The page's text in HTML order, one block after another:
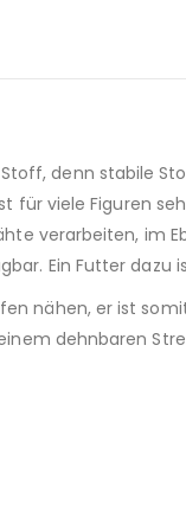
denn stabile
für viele Figuren
verarbeiten, im
Ein Futter dazu
nähen, er ist
dehnbaren